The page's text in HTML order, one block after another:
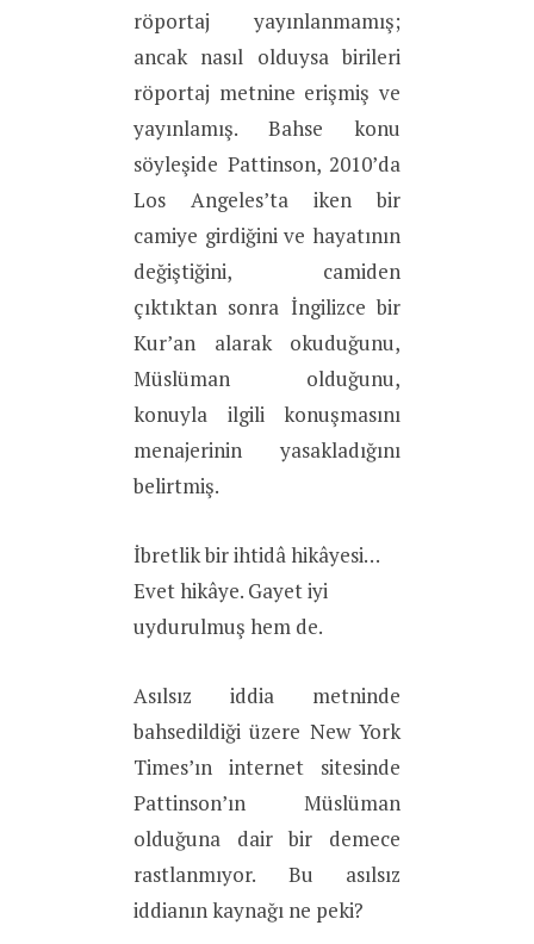
röportaj yayınlanmamış;
ancak nasıl olduysa birileri
röportaj metnine erişmiş ve
yayınlamış. Bahse konu
söyleşide Pattinson, 2010’da
Los Angeles’ta iken bir
camiye girdiğini ve hayatının
değiştiğini, camiden
çıktıktan sonra İngilizce bir
Kur’an alarak okuduğunu,
Müslüman olduğunu,
konuyla ilgili konuşmasını
menajerinin yasakladığını
belirtmiş.
İbretlik bir ihtidâ hikâyesi…
Evet hikâye. Gayet iyi
uydurulmuş hem de.
Asılsız iddia metninde
bahsedildiği üzere New York
Times’ın internet sitesinde
Pattinson’ın Müslüman
olduğuna dair bir demece
rastlanmıyor. Bu asılsız
iddianın kaynağı ne peki?